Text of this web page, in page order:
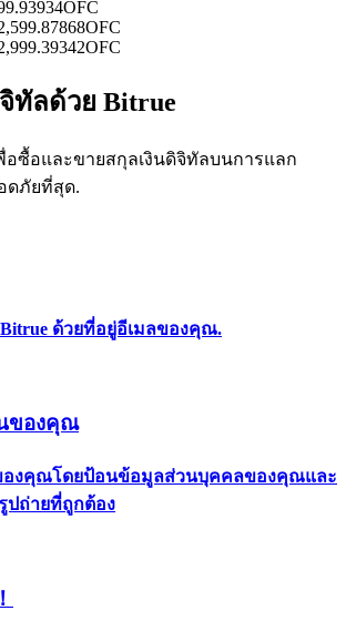
จอร์ส
ขาย
OFC
OFC
OFC
ทัลด้วย Bitrue
อซื้อและขายสกุลเงินดิจิทัลบนการแลก
ดภัยที่สุด.
ด้วยที่อยู่อีเมลของคุณ.
ของคุณ
งคุณโดยป้อนข้อมูลส่วนบุคคลของคุณและ
ปถ่ายที่ถูกต้อง